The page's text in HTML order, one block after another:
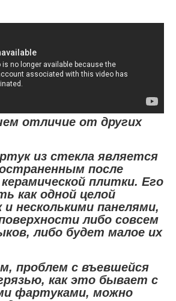
от других
из стекла является
после
плитки. Его
как одной целой
несколькими панелями,
либо совсем
либо будет малое их
проблем с въевшейся
как это бывает с
фартуками, можно